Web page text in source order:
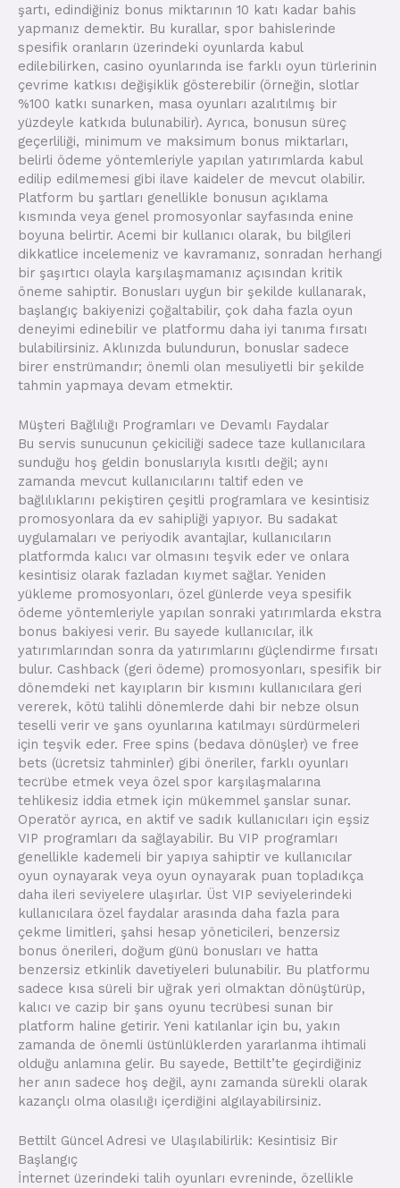
şartı, edindiğiniz bonus miktarının 10 katı kadar bahis
yapmanız demektir. Bu kurallar, spor bahislerinde
spesifik oranların üzerindeki oyunlarda kabul
edilebilirken, casino oyunlarında ise farklı oyun türlerinin
çevrime katkısı değişiklik gösterebilir (örneğin, slotlar
%100 katkı sunarken, masa oyunları azalıtılmış bir
yüzdeyle katkıda bulunabilir). Ayrıca, bonusun süreç
geçerliliği, minimum ve maksimum bonus miktarları,
belirli ödeme yöntemleriyle yapılan yatırımlarda kabul
edilip edilmemesi gibi ilave kaideler de mevcut olabilir.
Platform bu şartları genellikle bonusun açıklama
kısmında veya genel promosyonlar sayfasında enine
boyuna belirtir. Acemi bir kullanıcı olarak, bu bilgileri
dikkatlice incelemeniz ve kavramanız, sonradan herhangi
bir şaşırtıcı olayla karşılaşmamanız açısından kritik
öneme sahiptir. Bonusları uygun bir şekilde kullanarak,
başlangıç bakiyenizi çoğaltabilir, çok daha fazla oyun
deneyimi edinebilir ve platformu daha iyi tanıma fırsatı
bulabilirsiniz. Aklınızda bulundurun, bonuslar sadece
birer enstrümandır; önemli olan mesuliyetli bir şekilde
tahmin yapmaya devam etmektir.
Müşteri Bağlılığı Programları ve Devamlı Faydalar
Bu servis sunucunun çekiciliği sadece taze kullanıcılara
sunduğu hoş geldin bonuslarıyla kısıtlı değil; aynı
zamanda mevcut kullanıcılarını taltif eden ve
bağlılıklarını pekiştiren çeşitli programlara ve kesintisiz
promosyonlara da ev sahipliği yapıyor. Bu sadakat
uygulamaları ve periyodik avantajlar, kullanıcıların
platformda kalıcı var olmasını teşvik eder ve onlara
kesintisiz olarak fazladan kıymet sağlar. Yeniden
yükleme promosyonları, özel günlerde veya spesifik
ödeme yöntemleriyle yapılan sonraki yatırımlarda ekstra
bonus bakiyesi verir. Bu sayede kullanıcılar, ilk
yatırımlarından sonra da yatırımlarını güçlendirme fırsatı
bulur. Cashback (geri ödeme) promosyonları, spesifik bir
dönemdeki net kayıpların bir kısmını kullanıcılara geri
vererek, kötü talihli dönemlerde dahi bir nebze olsun
teselli verir ve şans oyunlarına katılmayı sürdürmeleri
için teşvik eder. Free spins (bedava dönüşler) ve free
bets (ücretsiz tahminler) gibi öneriler, farklı oyunları
tecrübe etmek veya özel spor karşılaşmalarına
tehlikesiz iddia etmek için mükemmel şanslar sunar.
Operatör ayrıca, en aktif ve sadık kullanıcıları için eşsiz
VIP programları da sağlayabilir. Bu VIP programları
genellikle kademeli bir yapıya sahiptir ve kullanıcılar
oyun oynayarak veya oyun oynayarak puan topladıkça
daha ileri seviyelere ulaşırlar. Üst VIP seviyelerindeki
kullanıcılara özel faydalar arasında daha fazla para
çekme limitleri, şahsi hesap yöneticileri, benzersiz
bonus önerileri, doğum günü bonusları ve hatta
benzersiz etkinlik davetiyeleri bulunabilir. Bu platformu
sadece kısa süreli bir uğrak yeri olmaktan dönüştürüp,
kalıcı ve cazip bir şans oyunu tecrübesi sunan bir
platform haline getirir. Yeni katılanlar için bu, yakın
zamanda de önemli üstünlüklerden yararlanma ihtimali
olduğu anlamına gelir. Bu sayede, Bettilt’te geçirdiğiniz
her anın sadece hoş değil, aynı zamanda sürekli olarak
kazançlı olma olasılığı içerdiğini algılayabilirsiniz.
Bettilt Güncel Adresi ve Ulaşılabilirlik: Kesintisiz Bir
Başlangıç
İnternet üzerindeki talih oyunları evreninde, özellikle